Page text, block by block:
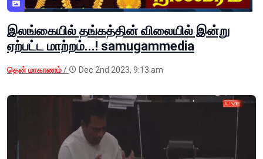
இலங்கையில் தங்கத்தின் விலையில் இன்று
ஏற்பட்ட மாற்றம்...! samugammedia
தென் மாகாணம்/ Dec 2nd 2023, 9:13 am